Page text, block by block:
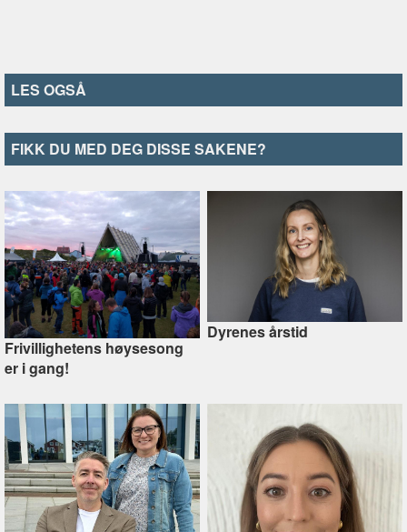
LES OGSÅ
FIKK DU MED DEG DISSE SAKENE?
Frivillighetens høysesong
er i gang!
Dyrenes årstid